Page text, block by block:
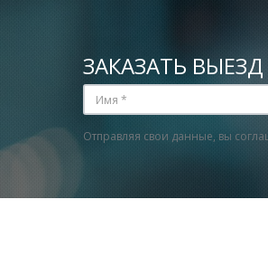
ЗАКАЗАТЬ
Отправляя свои данные, вы